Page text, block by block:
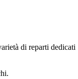
di reparti dedicati